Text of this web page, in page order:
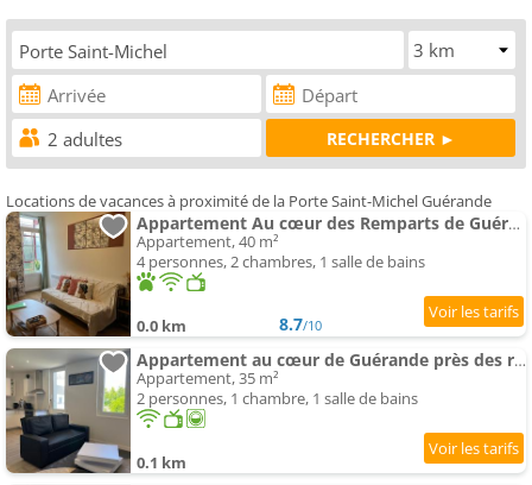
Locations de vacances à proximité de la Porte Saint-Michel Guérande
Appartement Au cœur des Remparts de Guérande: logement pour 4
Appartement, 40 m²
4 personnes, 2 chambres, 1 salle de bains
0.0 km 8.7/10
Appartement au cœur de Guérande près des remparts
Appartement, 35 m²
2 personnes, 1 chambre, 1 salle de bains
0.1 km